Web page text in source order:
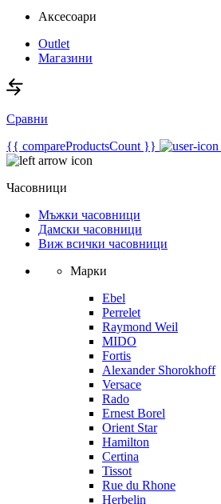
Аксесоари
Outlet
Магазини
Сравни
{{ compareProductsCount }}
Часовници
Мъжки часовници
Дамски часовници
Виж всички часовници
Марки
Ebel
Perrelet
Raymond Weil
MIDO
Fortis
Alexander Shorokhoff
Versace
Rado
Ernest Borel
Orient Star
Hamilton
Certina
Tissot
Rue du Rhone
Herbelin